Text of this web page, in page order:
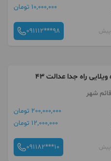
10,000,000 تومان
091112***98
ویلایی راه جدا عدالت 43
قائم شهر
200,000,000 تومان
12,000,000 تومان
091182***10